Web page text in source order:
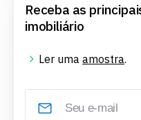
Receba as
imobiliário
Ler uma amostra.